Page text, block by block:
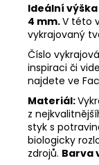
Ideální
4 mm.V této
vykrajovaný
Číslo
inspiraci či
najdete ve
Materiál:
z
styk s
biologicky
zdrojů. Barva